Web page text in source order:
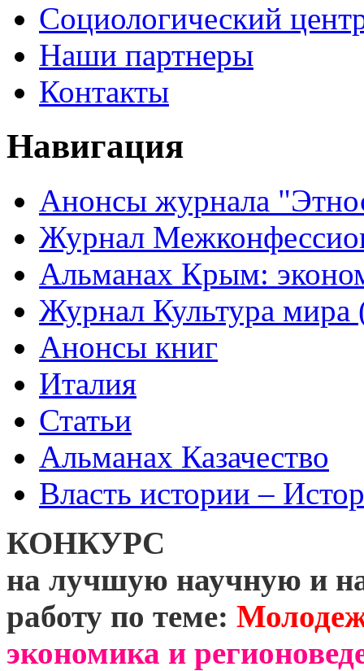
Социологический
Наши партнеры
Контакты
Навигация
Анонсы журнала
Журнал
Альманах Крым:
Журнал Культура
Анонсы книг
Италия
Статьи
Альманах Казачество
Власть истории –
КОНКУРС
на лучшую научную и
работу по теме:
экономика и